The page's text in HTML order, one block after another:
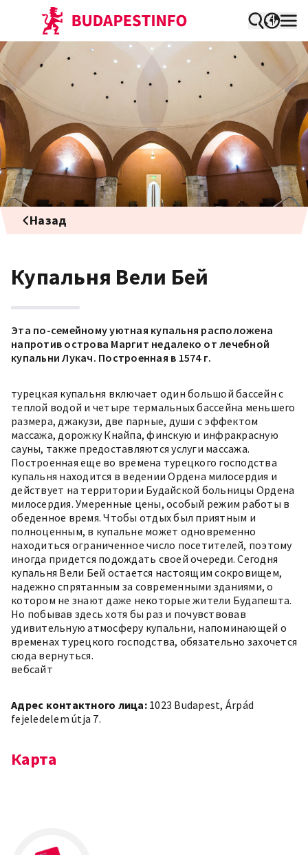
Назад
Купальня Вели Бей
Эта по-семейному уютная купальня расположена
напротив острова Маргит недалеко от лечебной
купальни Лукач. Построенная в 1574 г.
турецкая купальня включает один большой бассейн с
теплой водой и четыре термальных бассейна меньшего
размера, джакузи, две парные, души с эффектом
массажа, дорожку Кнайпа, финскую и инфракрасную
сауны, также предоставляются услуги массажа.
Построенная еще во времена турецкого господства
купальня находится в ведении Ордена милосердия и
действует на территории Будайской больницы Ордена
милосердия. Умеренные цены, особый режим работы в
обеденное время. Чтобы отдых был приятным и
полноценным, в купальне может одновременно
находиться ограниченное число посетителей, поэтому
иногда придется подождать своей очереди. Сегодня
купальня Вели Бей остается настоящим сокровищем,
надежно спрятанным за современными зданиями, о
котором не знают даже некоторые жители Будапешта.
Но побывав здесь хотя бы раз и почувствовав
удивительную атмосферу купальни, напоминающей о
временах турецкого господства, обязательно захочется
сюда вернуться.
вебсайт
Адрес контактного лица:1023 Budapest, Árpád
fejeledelem útja 7.
Карта